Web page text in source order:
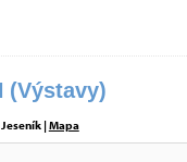
(Výstavy)
|Mapa